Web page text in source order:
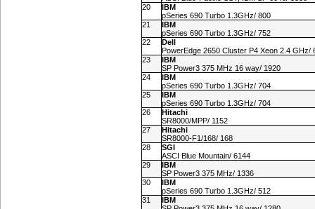
20
IBM
pSeries 690 Turbo 1.3GHz/ 800
21
IBM
pSeries 690 Turbo 1.3GHz/ 752
22
Dell
PowerEdge 2650 Cluster P4 Xeon 2.4 GHz/
23
IBM
SP Power3 375 MHz 16 way/ 1920
24
IBM
pSeries 690 Turbo 1.3GHz/ 704
25
IBM
pSeries 690 Turbo 1.3GHz/ 704
26
Hitachi
SR8000/MPP/ 1152
27
Hitachi
SR8000-F1 /168/ 168
28
SGI
ASCI Blue Mountain/ 6144
29
IBM
SP Power3 375 MHz/ 1336
30
IBM
pSeries 690 Turbo 1.3GHz/ 512
31
IBM